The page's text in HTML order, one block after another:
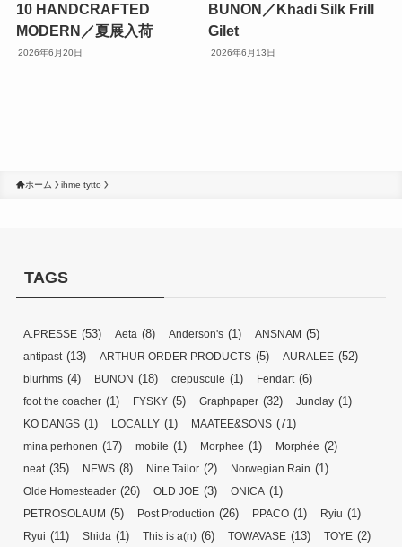
10 HANDCRAFTED
MODERN／夏展入荷
2026年6月20日
BUNON／Khadi Silk Frill
Gilet
2026年6月13日
ホーム ihme tytto
TAGS
A.PRESSE (53) Aeta (8) Anderson's (1) ANSNAM (5)
antipast (13) ARTHUR ORDER PRODUCTS (5) AURALEE (52)
blurhms (4) BUNON (18) crepuscule (1) Fendart (6)
foot the coacher (1) FYSKY (5) Graphpaper (32) Junclay (1)
KO DANGS (1) LOCALLY (1) MAATEE&SONS (71)
mina perhonen (17) mobile (1) Morphee (1) Morphée (2)
neat (35) NEWS (8) Nine Tailor (2) Norwegian Rain (1)
Olde Homesteader (26) OLD JOE (3) ONICA (1)
PETROSOLAUM (5) Post Production (26) PPACO (1) Ryiu (1)
Ryui (11) Shida (1) This is a(n) (6) TOWAVASE (13) TOYE (2)